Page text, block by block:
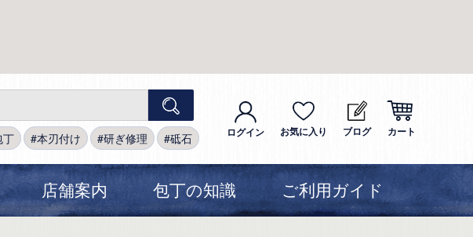
丁 本刃付け 研ぎ修理 砥石 ログイン お気に入り ブログ カート
店舗案内 包丁の知識 ご利用ガイド